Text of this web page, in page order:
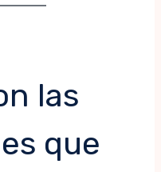
las
que